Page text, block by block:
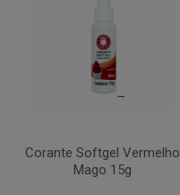
Corante Softgel Vermelho
Mago 15g